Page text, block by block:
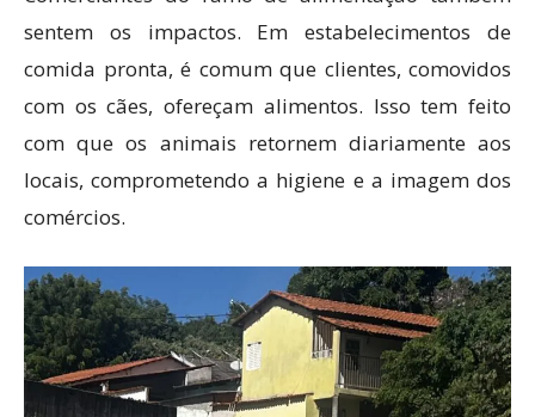
sentem os impactos. Em estabelecimentos de
comida pronta, é comum que clientes, comovidos
com os cães, ofereçam alimentos. Isso tem feito
com que os animais retornem diariamente aos
locais, comprometendo a higiene e a imagem dos
comércios.